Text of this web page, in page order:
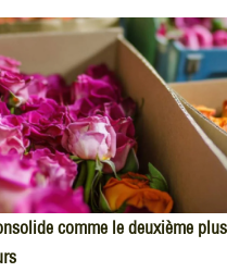
comme le deuxième